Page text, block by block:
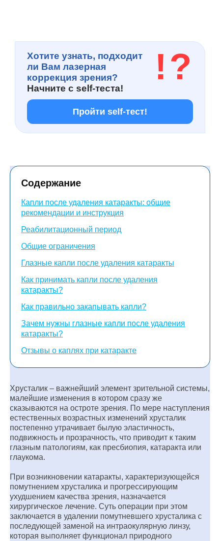
Хотите узнать, подходит
ли Вам лазерная
коррекция зрения?
Начните с self-теста!
!?
Пройти self-тест!
Содержание
Капли после удаления катаракты: общие
рекомендации и инструкция
Реабилитационный период
Общие ограничения
Глазные капли после удаления катаракты
Как принимать капли после удаления
катаракты?
Как правильно закапывать капли?
Зачем нужны глазные капли после удаления
катаракты?
Отзывы о каплях при катаракте
Хрусталик – важнейший элемент зрительной системы,
малейшие изменения в котором сразу же
сказываются на остроте зрения. По мере наступления
естественных возрастных изменений хрусталик
постепенно утрачивает былую эластичность,
подвижность и прозрачность, что приводит к таким
глазным патологиям, как пресбиопия, катаракта или
глаукома.
При возникновении катаракты, характеризующейся
помутнением хрусталика и прогрессирующим
ухудшением качества зрения, назначается
хирургическое лечение. Суть операции при этом
заключается в удалении помутневшего хрусталика с
последующей заменой на интраокулярную линзу,
которая выполняет функционал природного